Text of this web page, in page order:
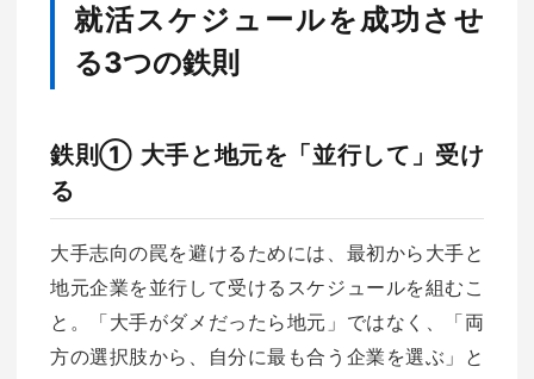
就活スケジュールを成功させ
る3つの鉄則
鉄則① 大手と地元を「並行して」受け
る
大手志向の罠を避けるためには、最初から大手と
地元企業を並行して受けるスケジュールを組むこ
と。「大手がダメだったら地元」ではなく、「両
方の選択肢から、自分に最も合う企業を選ぶ」と